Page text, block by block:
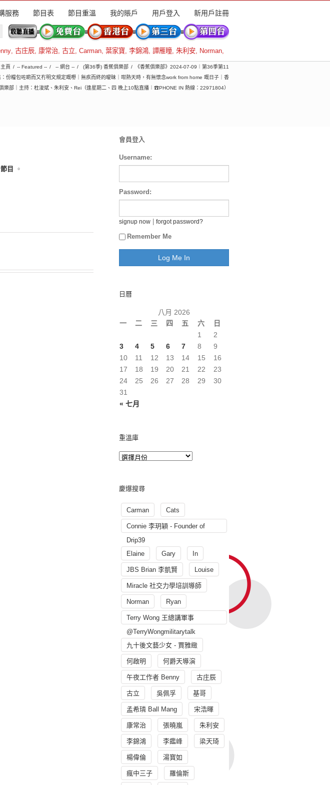
服務 節目表 節目重溫 我的賬戶 用戶登入 新用戶註冊
, 古庄辰, 康常治, 古立, Carman, 葉家寶, 李錦鴻, 譚雁瞳, 朱利安, Norman,
主頁 -- Featured -- -- 網台 -- (第36季) 香蕉俱樂部
《香蕉俱樂部》2024-07-09︱第36季第11
：份糧包咗啲而又冇明文規定嘅嘢｜無疾而終的曖昧｜咁熱天時，有無懷念work from home 嘅日子｜香
樂部｜主持：杜浚斌、朱利安、Rei（逢星期二、四 晚上10點直播︱☎PHONE IN 熱線：22971804）
目 。
會員登入
Username:
Password:
signup now forgot password?
Remember Me
日曆
八月 2026
一
二 三 四 五 六 日
« 七月
1
2
3
4 5 6 7 8
9
10
11 12 13 14 15
16
17
18 19 20 21 22
23
24
25 26 27 28 29
30
31
重溫庫
慶爆搜尋
Carman Cats
Connie 李玥穎 - Founder of
Drip39
Elaine
Gary In
JBS Brian 李凱賢 Louise
Miracle 社交力學培訓導師
Norman Ryan
Terry Wong 王總講軍事
@TerryWongmilitarytalk
九十後文藝少女 - 賈雅緻
何啟明 何爵天導演
午夜工作者 Benny 古庄辰
古立 吳佩孚 基哥
孟希璘 Ball Mang 宋浩暉
康常治 張曉嵐 朱利安
李錦鴻 李鑑峰 梁天琦
楊偉倫 湯寳如
瘋中三子 羅倫斯